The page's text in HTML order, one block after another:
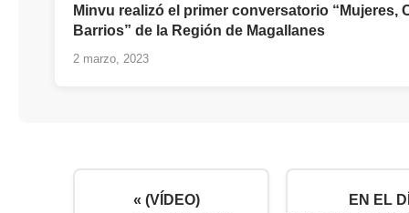
Minvu realizó el primer conversatorio “Mujeres,
Barrios” de la Región de Magallanes
2 marzo, 2023
« (VÍDEO)
EN EL